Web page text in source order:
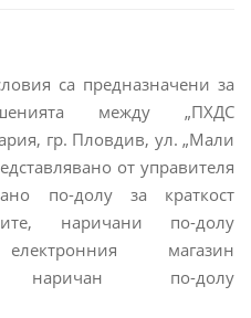
са предназначени за
между „ПХДС
гр. Пловдив, ул. „Мали
от управителя
по-долу за краткост
наричани по-долу
магазин
наричан по-долу